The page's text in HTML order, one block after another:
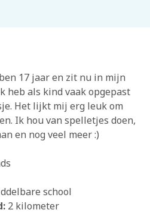
17 jaar en zit nu in mijn
heb als kind vaak opgepast
Het lijkt mij erg leuk om
Ik hou van spelletjes doen,
en nog veel meer :)
school
2 kilometer